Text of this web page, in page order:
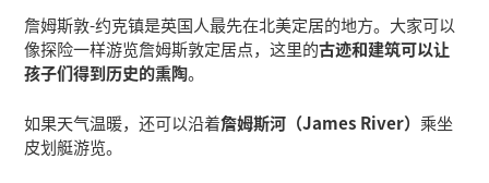
詹姆斯敦-约克镇是英国人最先在北美定居的地方。大家可以
像探险一样游览詹姆斯敦定居点，这里的古迹和建筑可以让
孩子们得到历史的熏陶。
如果天气温暖，还可以沿着詹姆斯河（James River） 乘坐
皮划艇游览。